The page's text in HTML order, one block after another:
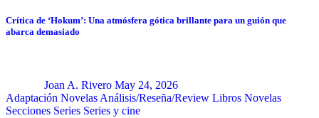
Crítica de ‘Hokum’: Una atmósfera gótica brillante para un guión que
abarca demasiado
Joan A. Rivero May 24, 2026
Adaptación Novelas Análisis/Reseña/Review Libros Novelas
Secciones Series Series y cine